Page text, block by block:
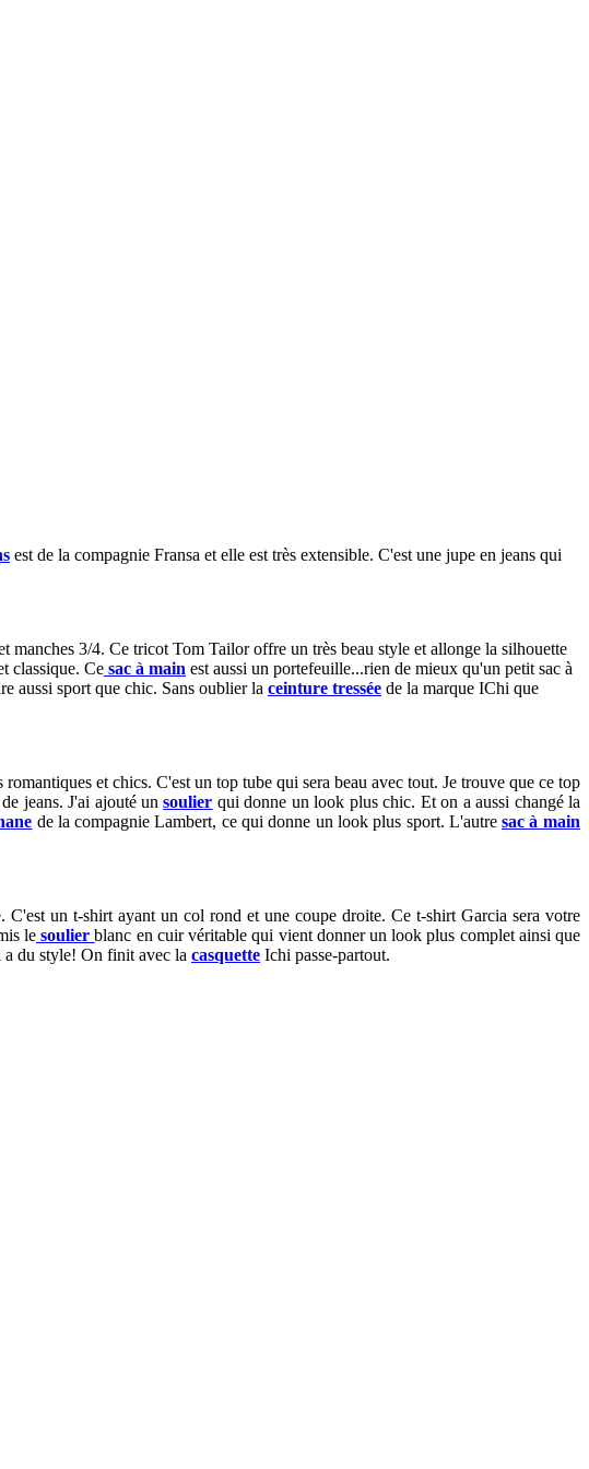
est de la compagnie Fransa et elle est très extensible. C'est une jupe en jeans qui
3/4. Ce tricot Tom Tailor offre un très beau style et allonge la silhouette
classique. Ce sac à main est aussi un portefeuille...rien de mieux qu'un petit sac à
aussi sport que chic. Sans oublier la ceinture tressée de la marque IChi que
et chics. C'est un top tube qui sera beau avec tout. Je trouve que ce top
jeans. J'ai ajouté unsoulier qui donne un look plus chic. Et on a aussi changé la
de la compagnie Lambert, ce qui donne un look plus sport. L'autresac à main
un t-shirt ayant un col rond et une coupe droite. Ce t-shirt Garcia sera votre
le soulierblanc en cuir véritable qui vient donner un look plus complet ainsi que
a du style! On finit avec la casquette Ichi passe-partout.